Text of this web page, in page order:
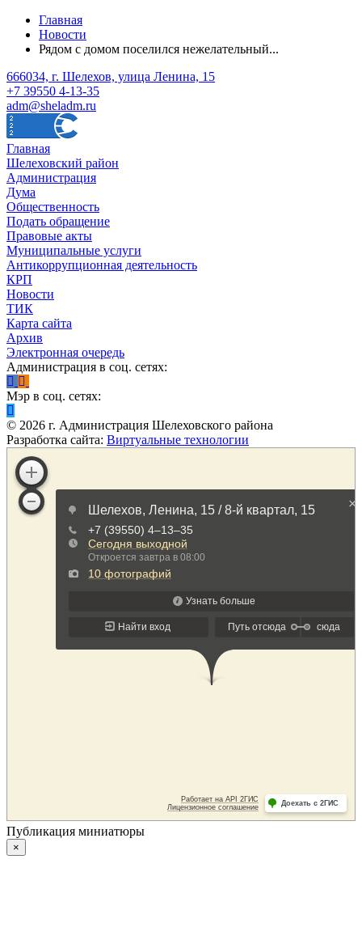
Главная
Новости
Рядом с домом поселился нежелательный...
666034, г. Шелехов, улица Ленина, 15
+7 39550 4-13-35
adm@sheladm.ru
Главная
Шелеховский район
Администрация
Дума
Общественность
Подать обращение
Правовые акты
Муниципальные услуги
Антикоррупционная деятельность
КРП
Новости
ТИК
Карта сайта
Архив
Электронная очередь
Администрация в соц. сетях:
Мэр в соц. сетях:
© 2026 г. Администрация Шелеховского района
Разработка сайта: Виртуальные технологии
Публикация миниатюры
×